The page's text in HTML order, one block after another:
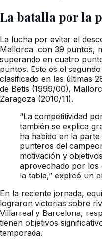
La batalla por la
La lucha por evitar el
Mallorca, con 39 puntos,
superando en cuatro
puntos. Este es el
clasificado en las últimas
de Betis (1999/00),
Zaragoza (2010/11).
“La competitividad
también se explica
ha habido en la parte
punteros del
motivación y
aprovechado por los
la tabla,” explicó un
En la reciente jornada,
lograron victorias sobre
Villarreal y Barcelona,
tienen objetivos
temporada.